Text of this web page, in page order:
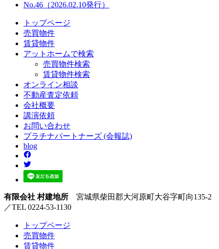
No.46（2026.02.10発行）
トップページ
売買物件
賃貸物件
アットホームで検索
売買物件検索
賃貸物件検索
オンライン相談
不動産査定依頼
会社概要
講演依頼
お問い合わせ
プラチナパートナーズ (会報誌)
blog
有限会社 村建地所 宮城県柴田郡大河原町大谷字町向135-2
／TEL 0224-53-1130
トップページ
売買物件
賃貸物件